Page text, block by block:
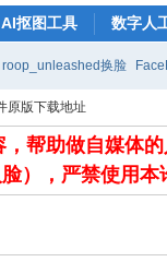
AI抠图工具 数字人
roop_unleashed换脸
原版下载地址
帮助做自媒体
），严禁使用